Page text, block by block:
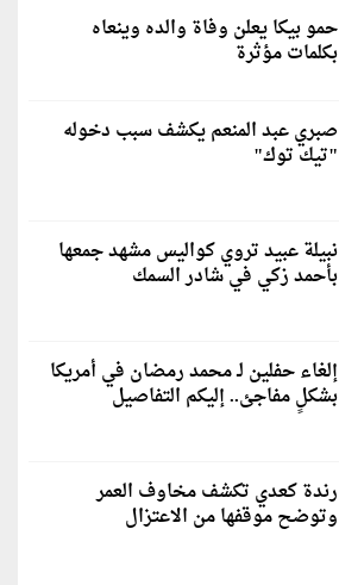
حمو بيكا يعلن وفاة والده وينعاه
بكلمات مؤثرة
صبري عبد المنعم يكشف سبب دخوله
"تيك توك"
نبيلة عبيد تروي كواليس مشهد جمعها
بأحمد زكي في شادر السمك
إلغاء حفلين لـ محمد رمضان في أمريكا
بشكلٍ مفاجئ.. إليكم التفاصيل
رندة كعدي تكشف مخاوف العمر
وتوضح موقفها من الاعتزال